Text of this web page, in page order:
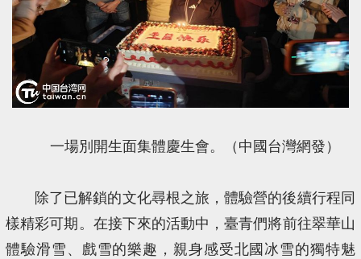
一場別開生面集體慶生會。（中國台灣網發）
除了已解鎖的文化尋根之旅，體驗營的後續行程同
樣精彩可期。在接下來的活動中，臺青們將前往翠華山
體驗滑雪、戲雪的樂趣，親身感受北國冰雪的獨特魅